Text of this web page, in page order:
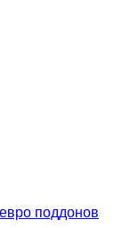
поддонов